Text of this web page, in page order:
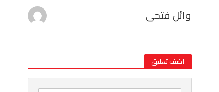
وائل فتحى
اضف تعليق